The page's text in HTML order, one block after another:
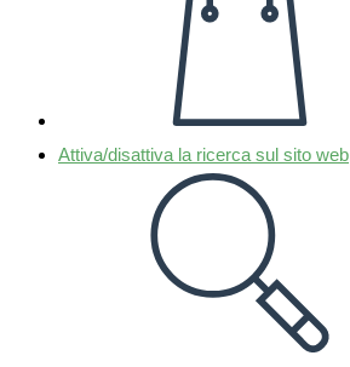
Attiva/disattiva la ricerca sul sito web